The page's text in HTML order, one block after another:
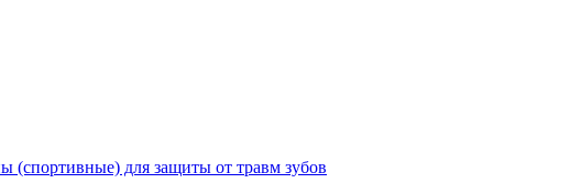
(спортивные) для защиты от травм зубов